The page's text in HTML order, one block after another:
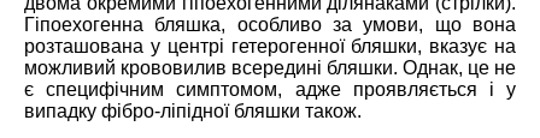
Гіпоехогенна бляшка, особливо за умови, що вона
розташована у центрі гетерогенної бляшки, вказує на
можливий крововилив всередині бляшки. Однак, це не
є специфічним симптомом, адже проявляється і у
випадку фібро-ліпідної бляшки також.